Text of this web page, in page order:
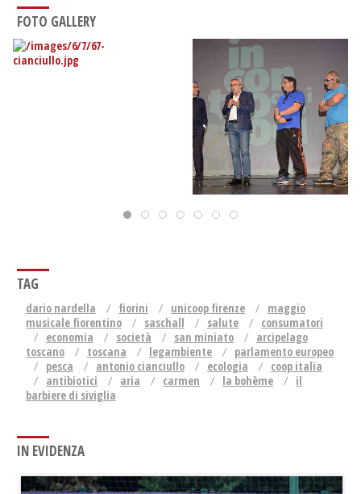
FOTO GALLERY
TAG
dario nardella fiorini unicoop firenze
maggio
musicale fiorentino
saschall salute
consumatori
economia
società san miniato
arcipelago
toscano
toscana legambiente
parlamento europeo
pesca
antonio cianciullo ecologia
coop italia
antibiotici
aria carmen la bohème
il
barbiere di siviglia
IN EVIDENZA